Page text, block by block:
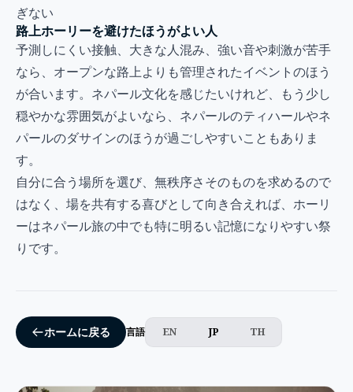
ぎない
路上ホーリーを避けたほうがよい人
予測しにくい接触、大きな人混み、強い音や刺激が苦手
なら、オープンな路上よりも管理されたイベントのほう
が合います。ネパール文化を感じたいけれど、もう少し
穏やかな雰囲気がよいなら、 ネパールのティハールやネ
パールのダサインのほうが過ごしやすいこともありま
す。
自分に合う場所を選び、無秩序さそのものを求めるので
はなく、場を共有する喜びとして向き合えれば、ホーリ
ーはネパール旅の中でも特に明るい記憶になりやすい祭
りです。
ホームに戻る 言語 EN JP TH